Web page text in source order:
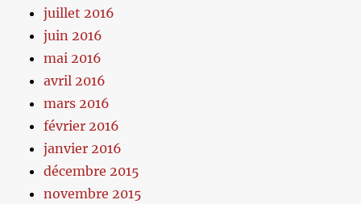
juillet 2016
juin 2016
mai 2016
avril 2016
mars 2016
février 2016
janvier 2016
décembre 2015
novembre 2015